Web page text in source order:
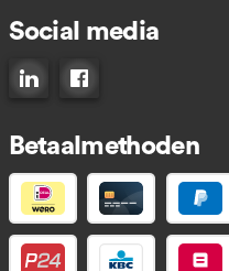
Social media
Connect op LinkedIn
Like ons op Facebook
Betaalmethoden